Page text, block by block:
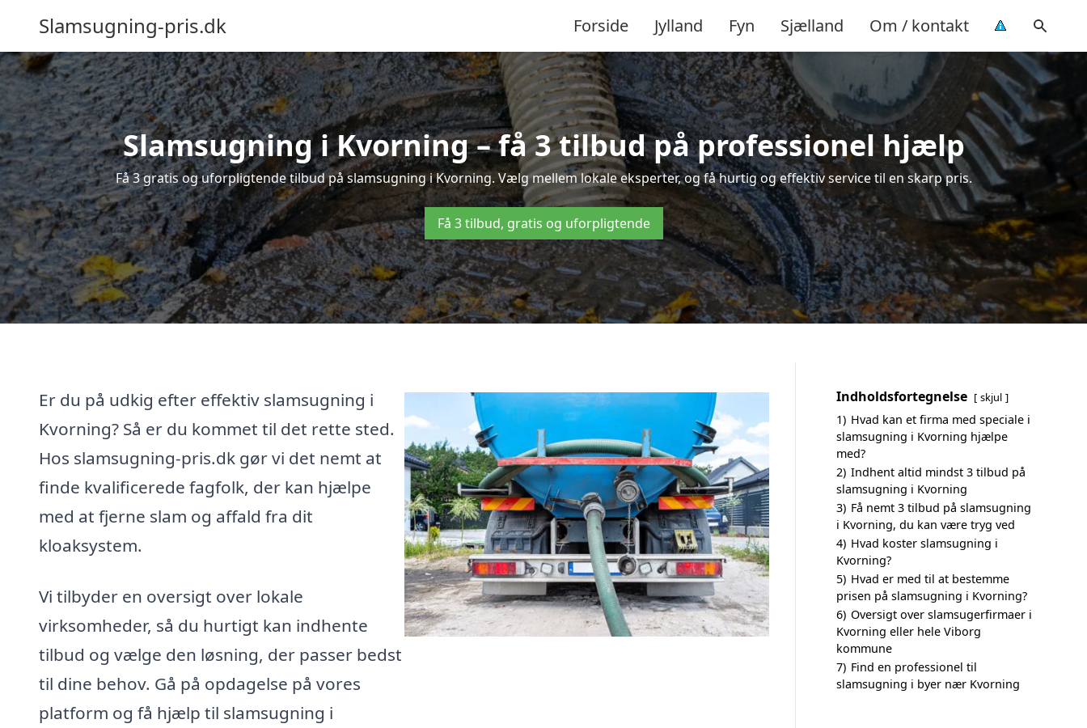
Slamsugning-pris.dk Forside Jylland Fyn Sjælland Om / kontakt
Slamsugning i Kvorning – få 3 tilbud på professionel hjælp
Få 3 gratis og uforpligtende tilbud på slamsugning i Kvorning. Vælg mellem lokale eksperter, og få hurtig og effektiv service til en skarp pris.
Få 3 tilbud, gratis og uforpligtende
Er du på udkig efter effektiv slamsugning i
Kvorning? Så er du kommet til det rette sted.
Hos slamsugning-pris.dk gør vi det nemt at
finde kvalificerede fagfolk, der kan hjælpe
med at fjerne slam og affald fra dit
kloaksystem.
Vi tilbyder en oversigt over lokale
virksomheder, så du hurtigt kan indhente
tilbud og vælge den løsning, der passer bedst
til dine behov. Gå på opdagelse på vores
platform og få hjælp til slamsugning i
Indholdsfortegnelse skjul
1) Hvad kan et firma med speciale i
slamsugning i Kvorning hjælpe
med?
2) Indhent altid mindst 3 tilbud på
slamsugning i Kvorning
3) Få nemt 3 tilbud på slamsugning
i Kvorning, du kan være tryg ved
4) Hvad koster slamsugning i
Kvorning?
5) Hvad er med til at bestemme
prisen på slamsugning i Kvorning?
6) Oversigt over slamsugerfirmaer i
Kvorning eller hele Viborg
kommune
7) Find en professionel til
slamsugning i byer nær Kvorning